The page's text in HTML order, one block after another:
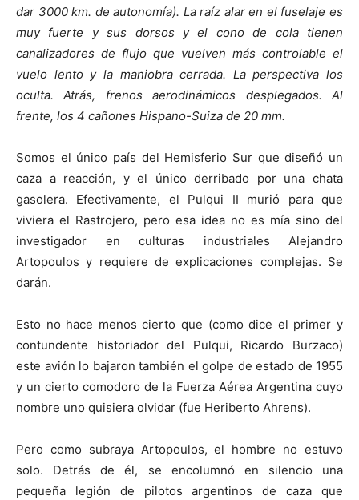
dar 3000 km. de autonomía). La raíz alar en el fuselaje es
muy fuerte y sus dorsos y el cono de cola tienen
canalizadores de flujo que vuelven más controlable el
vuelo lento y la maniobra cerrada. La perspectiva los
oculta. Atrás, frenos aerodinámicos desplegados. Al
frente, los 4 cañones Hispano-Suiza de 20 mm.
Somos el único país del Hemisferio Sur que diseñó un
caza a reacción, y el único derribado por una chata
gasolera. Efectivamente, el Pulqui II murió para que
viviera el Rastrojero, pero esa idea no es mía sino del
investigador en culturas industriales Alejandro
Artopoulos y requiere de explicaciones complejas. Se
darán.
Esto no hace menos cierto que (como dice el primer y
contundente historiador del Pulqui, Ricardo Burzaco)
este avión lo bajaron también el golpe de estado de 1955
y un cierto comodoro de la Fuerza Aérea Argentina cuyo
nombre uno quisiera olvidar (fue Heriberto Ahrens).
Pero como subraya Artopoulos, el hombre no estuvo
solo. Detrás de él, se encolumnó en silencio una
pequeña legión de pilotos argentinos de caza que